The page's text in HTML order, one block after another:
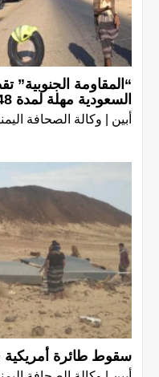
“المقاومة الجنوبية”
السعودية مهلة لمدة 48 ساعة
أبين | وكالة الصحافة
سقوط طائرة أمريكية